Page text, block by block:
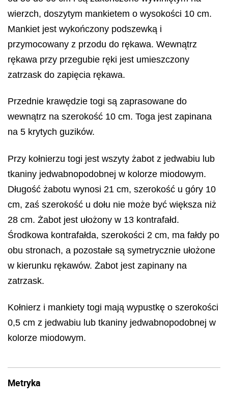
wierzch, doszytym mankietem o wysokości 10 cm.
Mankiet jest wykończony podszewką i
przymocowany z przodu do rękawa. Wewnątrz
rękawa przy przegubie ręki jest umieszczony
zatrzask do zapięcia rękawa.
Przednie krawędzie togi są zaprasowane do
wewnątrz na szerokość 10 cm. Toga jest zapinana
na 5 krytych guzików.
Przy kołnierzu togi jest wszyty żabot z jedwabiu lub
tkaniny jedwabnopodobnej w kolorze miodowym.
Długość żabotu wynosi 21 cm, szerokość u góry 10
cm, zaś szerokość u dołu nie może być większa niż
28 cm. Żabot jest ułożony w 13 kontrafałd.
Środkowa kontrafałda, szerokości 2 cm, ma fałdy po
obu stronach, a pozostałe są symetrycznie ułożone
w kierunku rękawów. Żabot jest zapinany na
zatrzask.
Kołnierz i mankiety togi mają wypustkę o szerokości
0,5 cm z jedwabiu lub tkaniny jedwabnopodobnej w
kolorze miodowym.
Metryka